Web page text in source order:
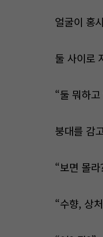
얼굴이 홍
둘 사이로
“둘 뭐하
붕대를 감
“보면 몰라
“수향, 상